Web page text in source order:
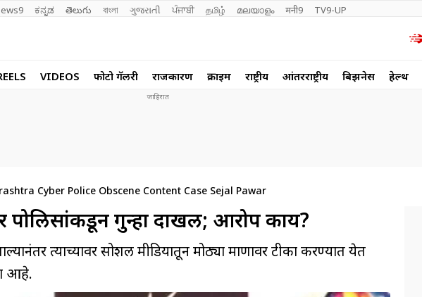
ಕನ್ನಡ తెలుగు বাংলা ગુજરાતી ਪੰਜਾਬੀ தமிழ் മലയാളം मनी9 TV9-UP
VIDEOS फोटो गॅलरी राजकारण क्राईम राष्ट्रीय आंतरराष्ट्रीय बिझनेस हेल्थ
Cyber Police Obscene Content Case Sejal Pawar
पोलिसांकडून गुन्हा दाखल; आरोप काय?
त्याच्यावर सोशल मीडियातून मोठ्या प्रमाणावर टीका करण्यात येत
आहे.